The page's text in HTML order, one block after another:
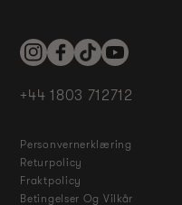
InstagramFacebookTikTokYouTube
+44 1803 712712
Personvernerklæring
Returpolicy
Fraktpolicy
Betingelser Og Vilkår